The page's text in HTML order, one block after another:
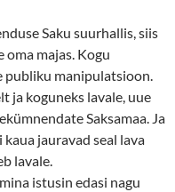
Saku suurhallis, siis
majas. Kogu
publiku manipulatsioon.
ja koguneks lavale, uue
Saksamaa. Ja
jauravad seal lava
lavale.
istusin edasi nagu